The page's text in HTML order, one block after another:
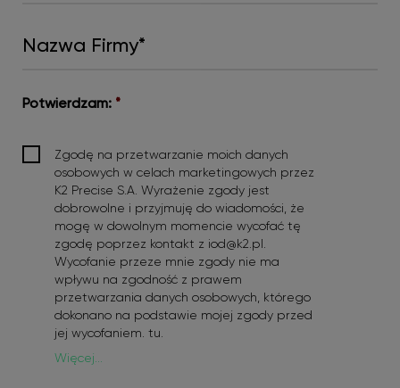
Nazwa
Firmy* *
Potwierdzam: *
Zgodę na przetwarzanie moich danych
osobowych w celach marketingowych przez
K2 Precise S.A. Wyrażenie zgody jest
dobrowolne i przyjmuję do wiadomości, że
mogę w dowolnym momencie wycofać tę
zgodę poprzez kontakt z iod@k2.pl.
Wycofanie przeze mnie zgody nie ma
wpływu na zgodność z prawem
przetwarzania danych osobowych, którego
dokonano na podstawie mojej zgody przed
jej wycofaniem. tu
Więcej...